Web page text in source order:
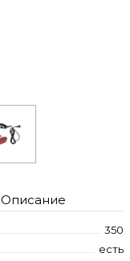
Описание
350
есть